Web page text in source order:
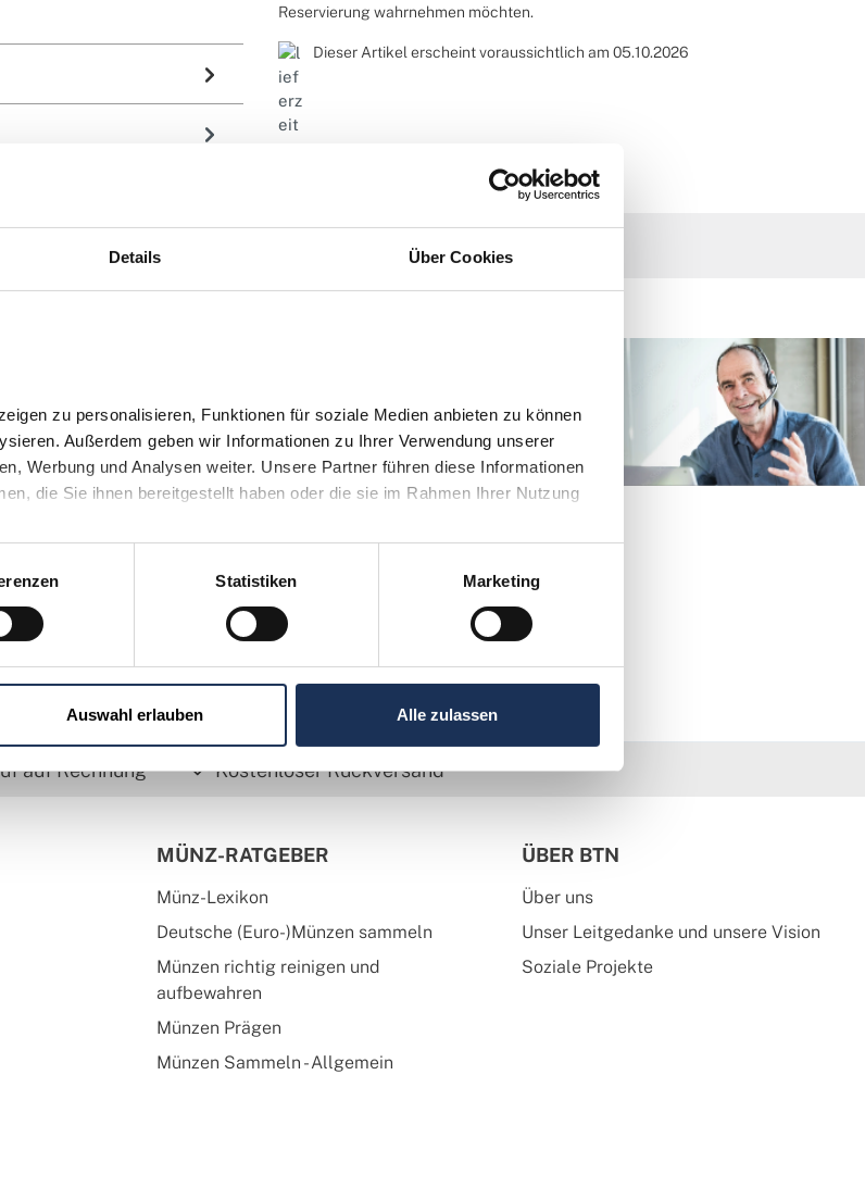
Details Über Cookies
zu personalisieren, Funktionen für soziale Medien anbieten zu können
Außerdem geben wir Informationen zu Ihrer Verwendung unserer
Werbung und Analysen weiter. Unsere Partner führen diese Informationen
die Sie ihnen bereitgestellt haben oder die sie im Rahmen Ihrer Nutzung
Statistiken Marketing
Auswahl erlauben Alle zulassen
Reservierung wahrnehmen möchten.
Dieser Artikel erscheint voraussichtlich am 05.10.2026
uns aufnehmen?
(0)5304 906030
auf Rechnung Kostenloser Rückversand
MÜNZ-RATGEBER
Münz-Lexikon
Deutsche (Euro-)Münzen sammeln
Münzen richtig reinigen und
aufbewahren
Münzen Prägen
Münzen Sammeln - Allgemein
ÜBER BTN
Über uns
Unser Leitgedanke und unsere Vision
Soziale Projekte